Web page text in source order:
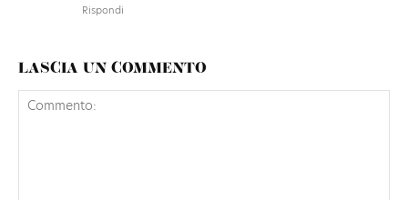
Rispondi
LASCIA UN COMMENTO